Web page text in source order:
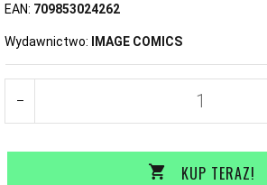
EAN: 709853024262
Wydawnictwo: IMAGE COMICS
KUP TERAZ!